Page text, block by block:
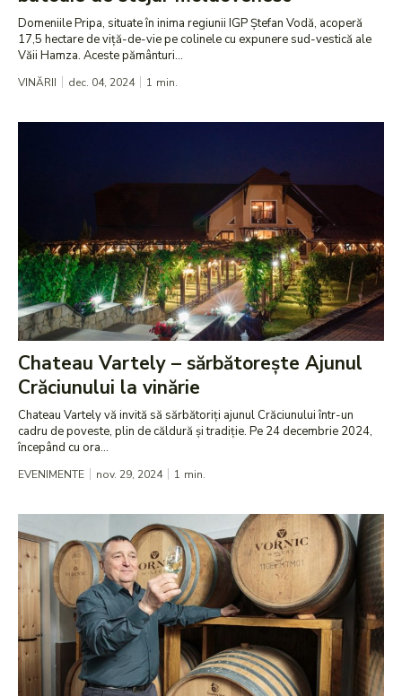
Domeniile Pripa, situate în inima regiunii IGP Ștefan Vodă, acoperă
17,5 hectare de viță-de-vie pe colinele cu expunere sud-vestică ale
Văii Hamza. Aceste pământuri...
VINĂRII dec. 04, 2024 1 min.
Chateau Vartely – sărbătorește Ajunul
Crăciunului la vinărie
Chateau Vartely vă invită să sărbătoriți ajunul Crăciunului într-un
cadru de poveste, plin de căldură și tradiție. Pe 24 decembrie 2024,
începând cu ora...
EVENIMENTE nov. 29, 2024 1 min.